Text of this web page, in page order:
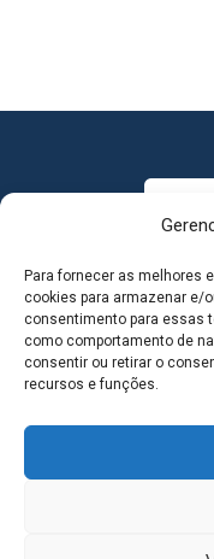
Para fornecer as melhores
cookies para armazenar e/
consentimento para essas
como comportamento de
consentir ou retirar o
recursos e funções.
MAPA DO SITE
SEDE DO